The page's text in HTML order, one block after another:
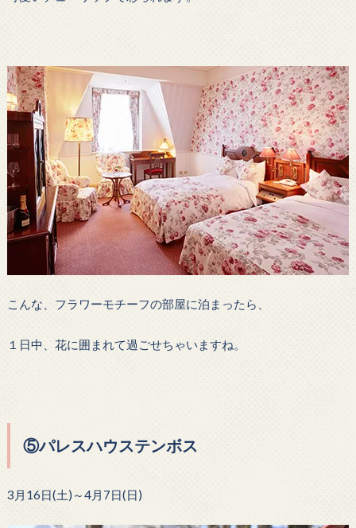
こんな、フラワーモチーフの部屋に泊まったら、
１日中、花に囲まれて過ごせちゃいますね。
⑤パレスハウステンボス
3月16日(土)～4月7日(日)